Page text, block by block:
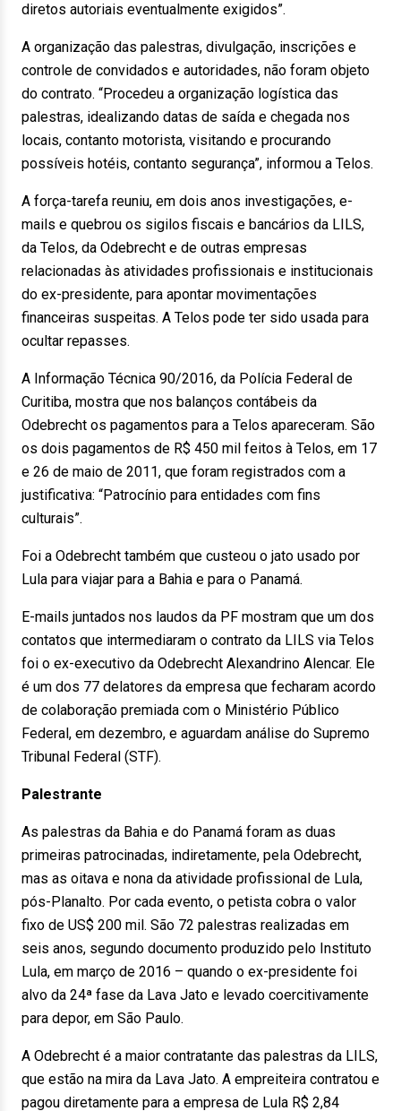
diretos autoriais eventualmente exigidos”.
A organização das palestras, divulgação, inscrições e
controle de convidados e autoridades, não foram objeto
do contrato. “Procedeu a organização logística das
palestras, idealizando datas de saída e chegada nos
locais, contanto motorista, visitando e procurando
possíveis hotéis, contanto segurança”, informou a Telos.
A força-tarefa reuniu, em dois anos investigações, e-
mails e quebrou os sigilos fiscais e bancários da LILS,
da Telos, da Odebrecht e de outras empresas
relacionadas às atividades profissionais e institucionais
do ex-presidente, para apontar movimentações
financeiras suspeitas. A Telos pode ter sido usada para
ocultar repasses.
A Informação Técnica 90/2016, da Polícia Federal de
Curitiba, mostra que nos balanços contábeis da
Odebrecht os pagamentos para a Telos apareceram. São
os dois pagamentos de R$ 450 mil feitos à Telos, em 17
e 26 de maio de 2011, que foram registrados com a
justificativa: “Patrocínio para entidades com fins
culturais”.
Foi a Odebrecht também que custeou o jato usado por
Lula para viajar para a Bahia e para o Panamá.
E-mails juntados nos laudos da PF mostram que um dos
contatos que intermediaram o contrato da LILS via Telos
foi o ex-executivo da Odebrecht Alexandrino Alencar. Ele
é um dos 77 delatores da empresa que fecharam acordo
de colaboração premiada com o Ministério Público
Federal, em dezembro, e aguardam análise do Supremo
Tribunal Federal (STF).
Palestrante
As palestras da Bahia e do Panamá foram as duas
primeiras patrocinadas, indiretamente, pela Odebrecht,
mas as oitava e nona da atividade profissional de Lula,
pós-Planalto. Por cada evento, o petista cobra o valor
fixo de US$ 200 mil. São 72 palestras realizadas em
seis anos, segundo documento produzido pelo Instituto
Lula, em março de 2016 – quando o ex-presidente foi
alvo da 24ª fase da Lava Jato e levado coercitivamente
para depor, em São Paulo.
A Odebrecht é a maior contratante das palestras da LILS,
que estão na mira da Lava Jato. A empreiteira contratou e
pagou diretamente para a empresa de Lula R$ 2,84